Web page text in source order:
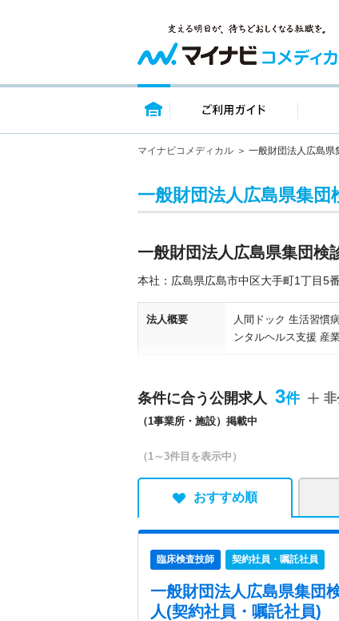
トップページ ご利用
マイナビコメディカル 一般財団法人広島県
一般財団法人広島県集団
一般財団法人広島県集団検
本社：広島県広島市中区大手町1丁目5
法人概要
人間ドック 生活習慣
ンタルヘルス支援 産
特色
広島県広島市中区を
ック等の健康相談、
条件に合う公開求人 3
（1事業所・施設）掲載中
非
（1～3件目を表示中）
おすすめ順
臨床検査技師 契約社員・嘱託社員
一般財団法人広島県集団
人(契約社員・嘱託社員)